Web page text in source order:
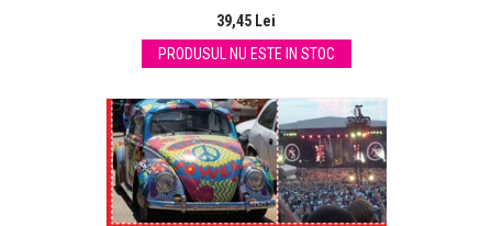
39,45 Lei
PRODUSUL NU ESTE IN STOC